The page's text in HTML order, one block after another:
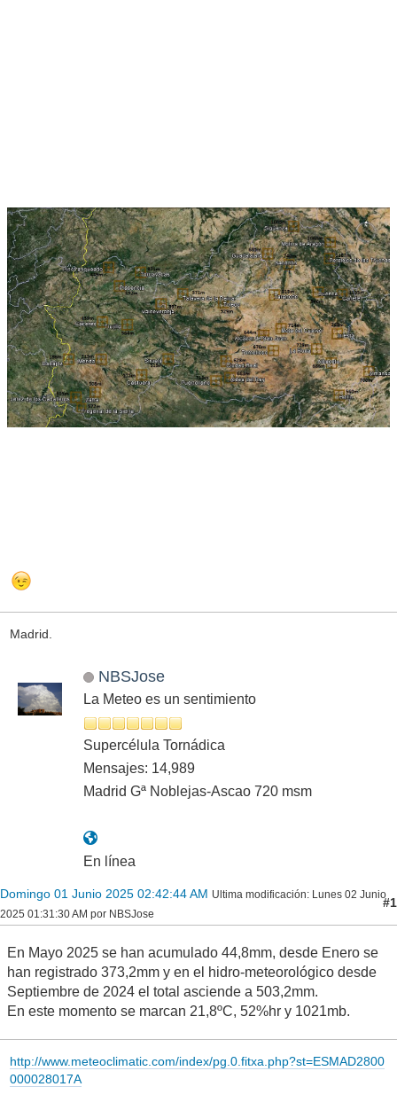
Madrid.
NBSJose
La Meteo es un sentimiento
Supercélula Tornádica
Mensajes: 14,989
Madrid Gª Noblejas-Ascao 720 msm
En línea
Domingo 01 Junio 2025 02:42:44 AM Ultima modificación: Lunes 02 Junio
2025 01:31:30 AM por NBSJose
#1
En Mayo 2025 se han acumulado 44,8mm, desde Enero se
han registrado 373,2mm y en el hidro-meteorológico desde
Septiembre de 2024 el total asciende a 503,2mm.
En este momento se marcan 21,8ºC, 52%hr y 1021mb.
http://www.meteoclimatic.com/index/pg.0.fitxa.php?st=ESMAD2800
000028017A